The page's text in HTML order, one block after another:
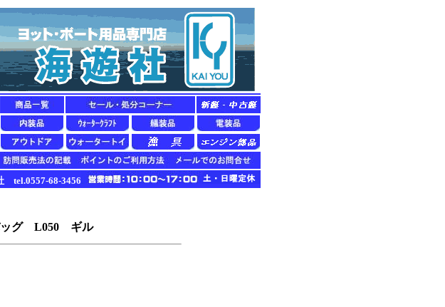
tel.0557-68-3456
ッグ L050 ギル